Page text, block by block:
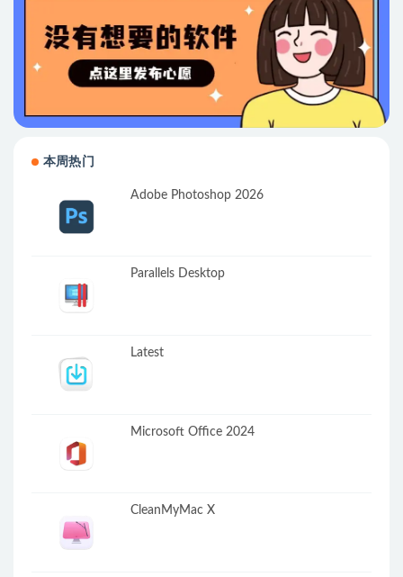
本周热门
Adobe Photoshop 2026
Parallels Desktop
Latest
Microsoft Office 2024
CleanMyMac X